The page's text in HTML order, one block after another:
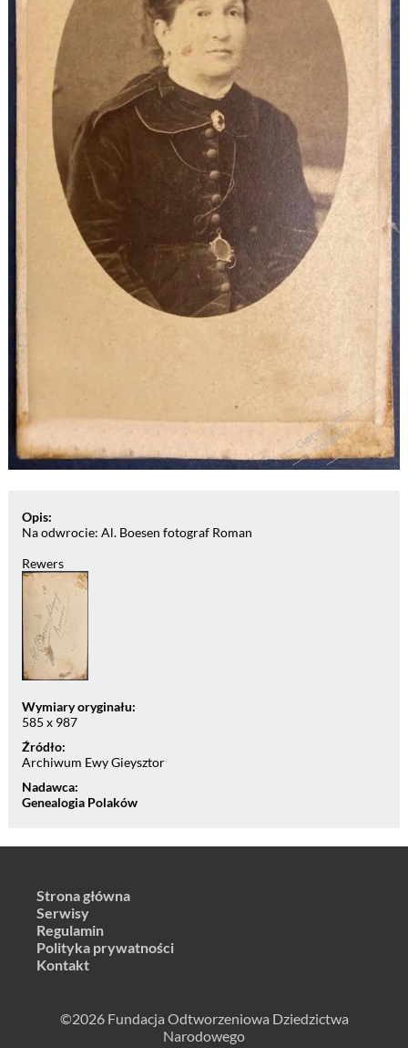
Opis:
Na odwrocie: Al. Boesen fotograf Roman
Rewers
Wymiary oryginału:
585 x 987
Źródło:
Archiwum Ewy Gieysztor
Nadawca:
Genealogia Polaków
Strona główna
Serwisy
Regulamin
Polityka prywatności
Kontakt
©2026 Fundacja Odtworzeniowa Dziedzictwa
Narodowego